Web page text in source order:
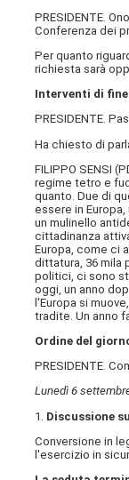
PRESIDENTE.
Conferenza dei
Per quanto
richiesta sarà
Interventi di
PRESIDENTE.
Ha chiesto di
FILIPPO SENSI (
regime tetro e
quanto. Due di
essere in
un mulinello
cittadinanza
Europa, come ci
dittatura, 36 mila
politici, ci sono
oggi, un anno
l'Europa si
tradite. Un anno
Ordine del
PRESIDENTE.
Lunedì 6
1. Discussione
Conversione in
l'esercizio in